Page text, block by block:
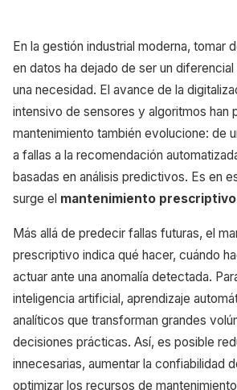
En la gestión industrial moderna, tomar
en datos ha dejado de ser un
una necesidad. El avance de la
intensivo de sensores y algoritmos han
mantenimiento también evolucione: de
a fallas a la recomendación
basadas en análisis predictivos. Es en
surge el mantenimiento prescriptivo
Más allá de predecir fallas futuras, el
prescriptivo indica qué hacer, cuándo
actuar ante una anomalía detectada.
inteligencia artificial, aprendizaje
analíticos que transforman grandes
decisiones prácticas. Así, es posible
innecesarias, aumentar la confiabilidad
optimizar los recursos de